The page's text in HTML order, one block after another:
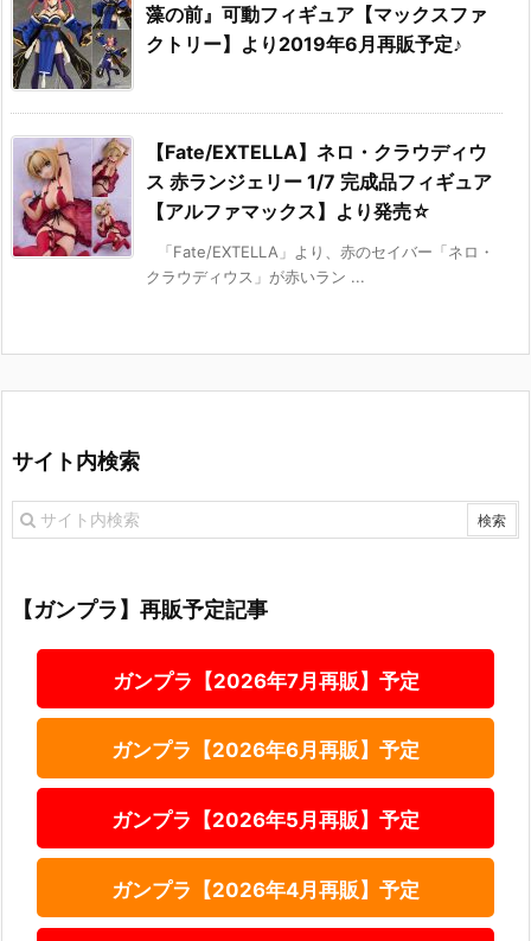
藻の前』可動フィギュア【マックスファ
クトリー】より2019年6月再販予定♪
【Fate/EXTELLA】ネロ・クラウディウ
ス 赤ランジェリー 1/7 完成品フィギュア
【アルファマックス】より発売☆
「Fate/EXTELLA」より、赤のセイバー「ネロ・
クラウディウス」が赤いラン ...
サイト内検索
【ガンプラ】再販予定記事
ガンプラ【2026年7月再販】予定
ガンプラ【2026年6月再販】予定
ガンプラ【2026年5月再販】予定
ガンプラ【2026年4月再販】予定